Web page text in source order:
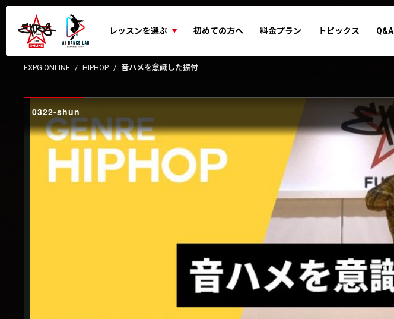
レッスンを選ぶ 初めての方へ 料金プラン トピックス Q&A
EXPG ONLINE HIPHOP 音ハメを意識した振付
0322-shun